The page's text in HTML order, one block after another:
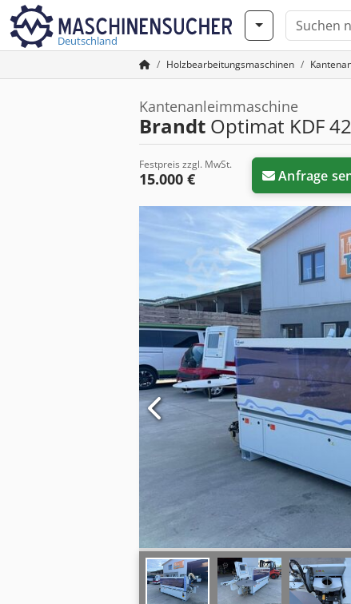
Deutschland
Holzbearbeitungsmaschinen
Kantenanleimmaschine
Brandt Optimat KDF
Festpreis zzgl. MwSt.
15.000 € Anfrage